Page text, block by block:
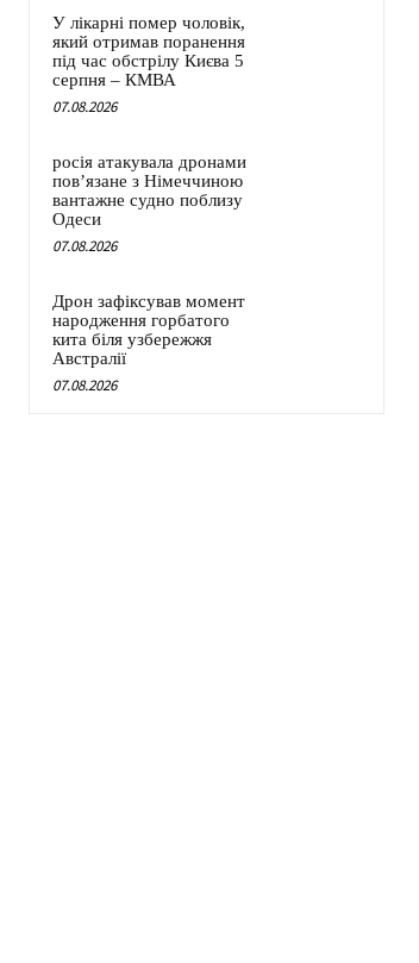
У лікарні помер чоловік,
який отримав поранення
під час обстрілу Києва 5
серпня – КМВА
07.08.2026
росія атакувала дронами
пов’язане з Німеччиною
вантажне судно поблизу
Одеси
07.08.2026
Дрон зафіксував момент
народження горбатого
кита біля узбережжя
Австралії
07.08.2026